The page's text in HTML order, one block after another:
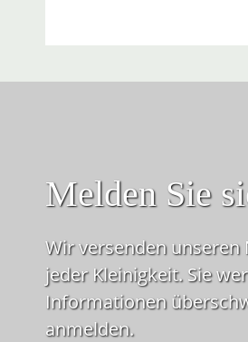
Melden Sie
Wir versenden
jeder Kleinig­keit. Sie
Informationen
anmelden.